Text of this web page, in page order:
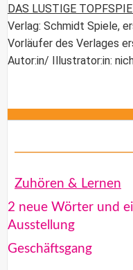
DAS LUSTIGE
Verlag: Schmidt Spiele,
Vorläufer des Verlages
Autor:in/ Illustrator:in:
Zuhören & Lernen
2 neue Wörter und
Ausstellung
Geschäftsgang